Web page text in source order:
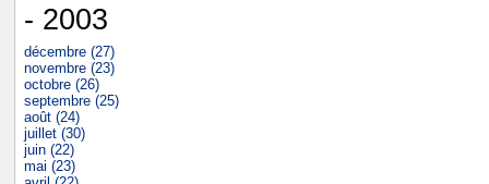
- 2003
décembre (27)
novembre (23)
octobre (26)
septembre (25)
août (24)
juillet (30)
juin (22)
mai (23)